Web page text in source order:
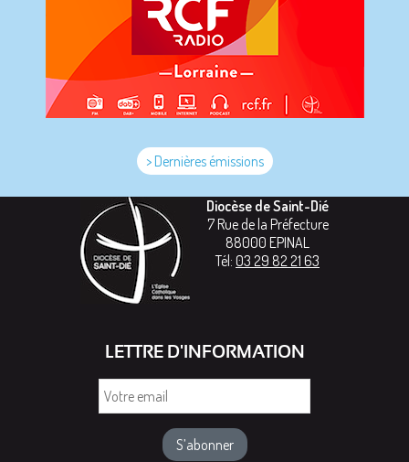
> Dernières émissions
Diocèse de Saint-Dié
7 Rue de la Préfecture
88000 EPINAL
Tél: 03 29 82 21 63
LETTRE D'INFORMATION